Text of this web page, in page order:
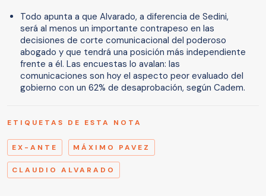
Todo apunta a que Alvarado, a diferencia de Sedini,
será al menos un importante contrapeso en las
decisiones de corte comunicacional del poderoso
abogado y que tendrá una posición más independiente
frente a él. Las encuestas lo avalan: las
comunicaciones son hoy el aspecto peor evaluado del
gobierno con un 62% de desaprobación, según Cadem.
ETIQUETAS DE ESTA NOTA
EX-ANTE MÁXIMO PAVEZ
CLAUDIO ALVARADO